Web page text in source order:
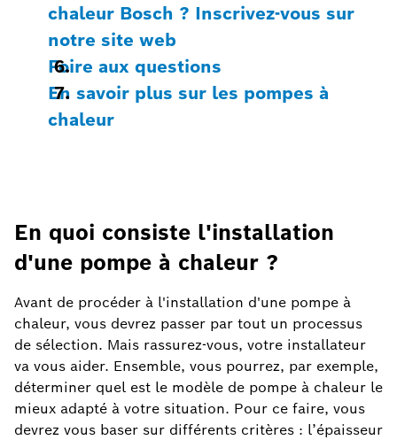
chaleur Bosch ? Inscrivez-vous sur
notre site web
Foire aux questions
En savoir plus sur les pompes à
chaleur
En quoi consiste l'installation
d'une pompe à chaleur ?
Avant de procéder à l'installation d'une pompe à
chaleur, vous devrez passer par tout un processus
de sélection. Mais rassurez-vous, votre installateur
va vous aider. Ensemble, vous pourrez, par exemple,
déterminer quel est le modèle de pompe à chaleur le
mieux adapté à votre situation. Pour ce faire, vous
devrez vous baser sur différents critères : l’épaisseur